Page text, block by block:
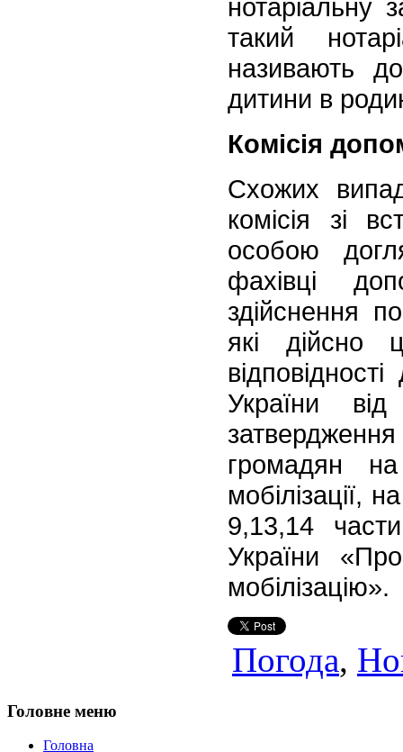
нотаріальну
такий
називають
дитини в
Комісія
Схожих
комісія зі
особою
фахівці
здійснення
які дійсно
України
громадян
мобілізації,
9,13,14
України
мобілізацію».
Погода,
Головне меню
Головна